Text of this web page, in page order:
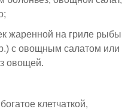
жаренной на гриле рыбы
с овощным салатом или
овощей.
клетчаткой,